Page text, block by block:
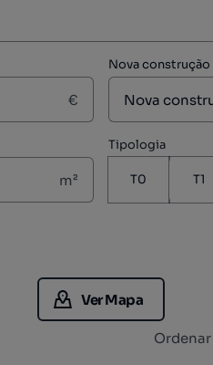
Nova construção
€
m²
Tipologia
T0 T1
Ver Mapa